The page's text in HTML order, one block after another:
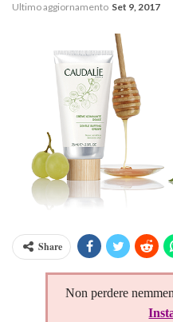
Ultimo aggiornamento Set 9, 2017
Share
Non perdere